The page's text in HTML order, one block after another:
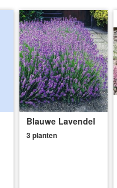
Blauwe Lavendel
3 planten